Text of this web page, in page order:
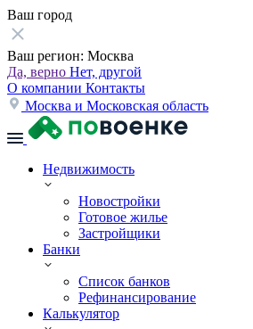
Ваш город
Ваш регион: Москва
Да, верно Нет, другой
О компании Контакты
Москва и Московская область
Недвижимость
Новостройки
Готовое жилье
Застройщики
Банки
Список банков
Рефинансирование
Калькулятор